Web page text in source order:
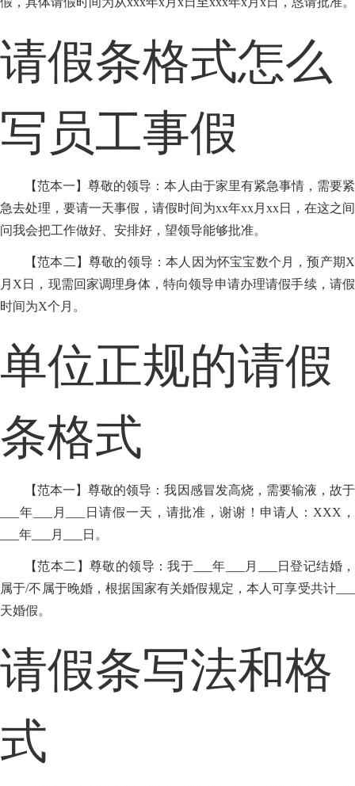
请假条格式怎么
写员工事假
【范本一】尊敬的领导：本人由于家里有紧急事情，需要紧
急去处理，要请一天事假，请假时间为xx年xx月xx日，在这之间
问我会把工作做好、安排好，望领导能够批准。
【范本二】尊敬的领导：本人因为怀宝宝数个月，预产期X
月X日，现需回家调理身体，特向领导申请办理请假手续，请假
时间为X个月。
单位正规的请假
条格式
【范本一】尊敬的领导：我因感冒发高烧，需要输液，故于
___年___月___日请假一天，请批准，谢谢！申请人：XXX，
___年___月___日。
【范本二】尊敬的领导：我于___年___月___日登记结婚，
属于/不属于晚婚，根据国家有关婚假规定，本人可享受共计___
天婚假。
请假条写法和格
式